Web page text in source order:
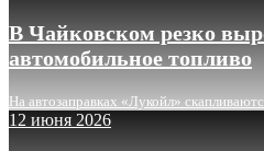
В Чайковском резко
автомобильное топливо
На автозаправках «Лукойл»
12 июня 2026